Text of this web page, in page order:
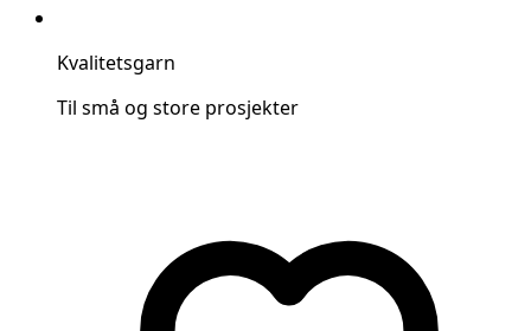
Kvalitetsgarn
Til små og store prosjekter